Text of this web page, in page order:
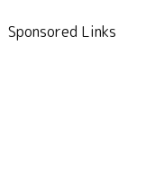
Sponsored Links